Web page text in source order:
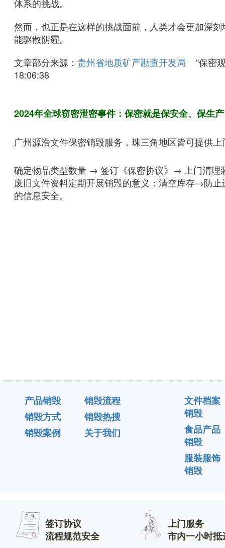
体系的挑战。
然而，也正是在这样的挑战面前，人类才会更加深
能驱散阴霾。
文章部分来源： 贵州省地质矿产勘查开发局
“保密
18:06:38
2024年全球窃密泄密事件：保密就是保安全、保生
广州源浩文件保密销毁服务，珠三角地区皆可提供
确定物品类型数量 → 签订《保密协议》→ 上门清理
废旧文件资料定期开展销毁的意义：清空库存→防
的信息安全。
产品销毁
销毁流程
销毁方式
销毁热搜
销毁案例
关于我们
文件档案
销毁
食品产品
销毁
服装服饰
销毁
签订协议
流程规范安全
上门服务
市内一小时抵